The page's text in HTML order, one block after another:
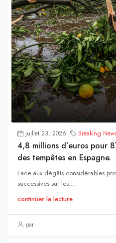
juillet 23, 2026 Breaking
4,8 millions d’euros pour
des tempêtes en Espagne.
Face aux dégâts considérables
successives sur les...
continuer la lecture
par